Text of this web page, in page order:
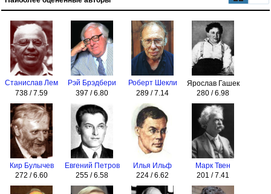
Станислав Лем
738 / 7.59
Рэй Брэдбери
397 / 6.80
Роберт Шекли
289 / 7.14
Ярослав Гашек
280 / 6.98
Кир Булычев
272 / 6.60
Евгений Петров
255 / 6.58
Илья Ильф
224 / 6.62
Марк Твен
201 / 7.41